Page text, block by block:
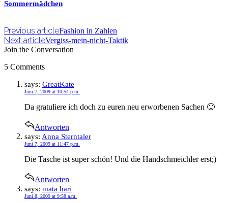
Sommermädchen
Previous articleFashion in Zahlen
Next articleVergiss-mein-nicht-Taktik
Join the Conversation
5 Comments
says: GreatKate
Juni 7, 2009 at 10:54 p.m.
Da gratuliere ich doch zu euren neu erworbenen Sachen 🙂
Antworten
says: Anna Sterntaler
Juni 7, 2009 at 11:47 p.m.
Die Tasche ist super schön! Und die Handschmeichler erst;)
Antworten
says: mata hari
Juni 8, 2009 at 9:58 a.m.